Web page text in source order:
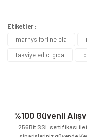
Etiketler :
marnys forline cla
takviye edici gıda
%100 Güvenli
256Bit SSL sertifikası ile